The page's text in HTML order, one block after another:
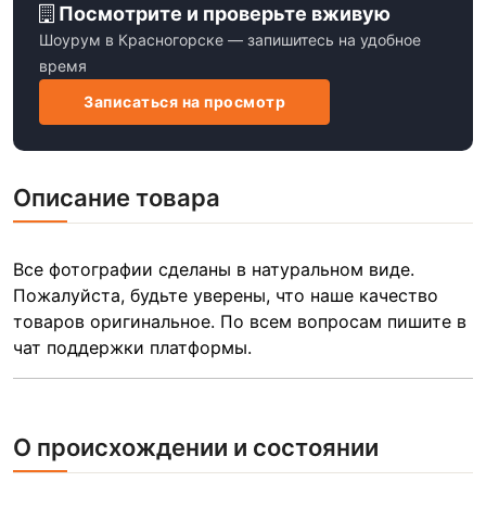
Посмотрите и проверьте вживую
Шоурум в Красногорске — запишитесь на удобное
время
Записаться на просмотр
Описание товара
Все фотографии сделаны в натуральном виде.
Пожалуйста, будьте уверены, что наше качество
товаров оригинальное. По всем вопросам пишите в
чат поддержки платформы.
О происхождении и состоянии